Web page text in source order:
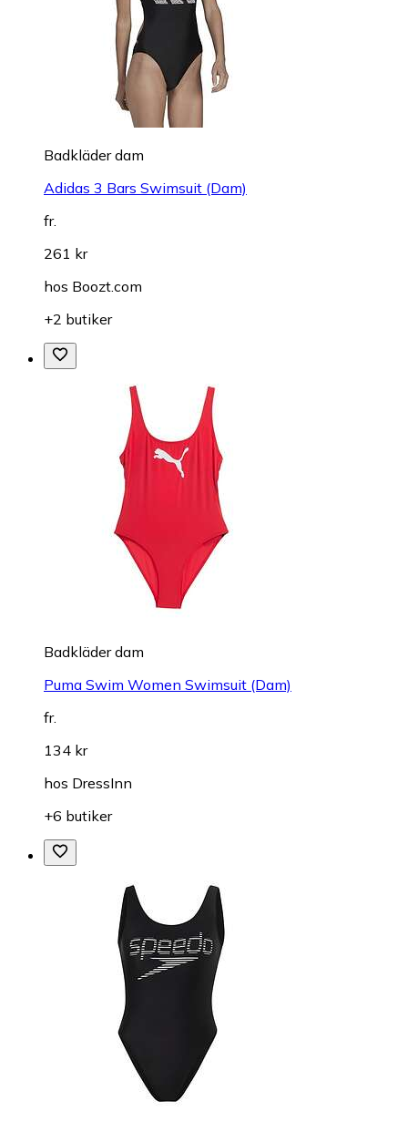
Badkläder dam
Adidas 3 Bars Swimsuit (Dam)
fr.
261 kr
hos Boozt.com
+2 butiker
Badkläder dam
Puma Swim Women Swimsuit (Dam)
fr.
134 kr
hos DressInn
+6 butiker